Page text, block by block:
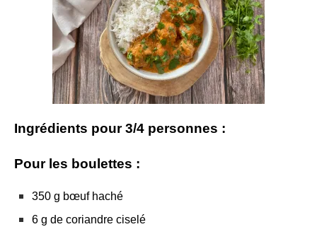
Ingrédients pour 3/4 personnes :
Pour les boulettes :
350 g bœuf haché
6 g de coriandre ciselé